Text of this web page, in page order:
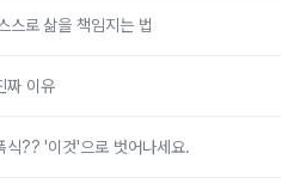
스로 삶을 책임지는 법
짜 이유
식?? '이것'으로 벗어나세요.